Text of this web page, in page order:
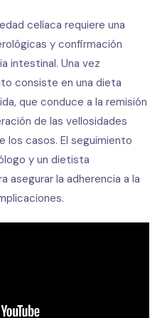
celíaca requiere una
y confirmación
intestinal. Una vez
consiste en una dieta
que conduce a la remisión
de las vellosidades
los casos. El seguimiento
y un dietista
asegurar la adherencia a la